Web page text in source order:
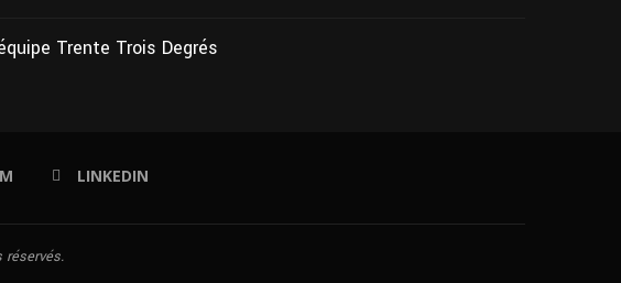
Trente Trois Degrés
LINKEDIN
réservés.